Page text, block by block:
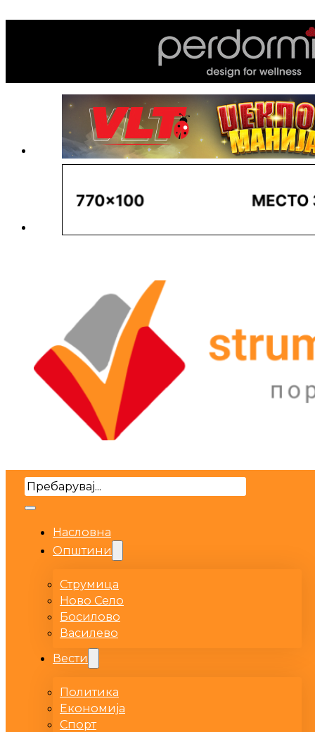
Search
Насловна
Општини
Струмица
Ново Село
Босилово
Василево
Вести
Политика
Економија
Спорт